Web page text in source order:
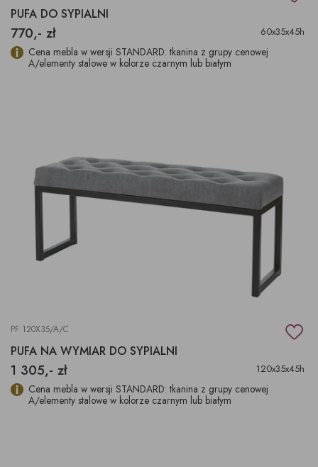
PUFA DO SYPIALNI
770,- zł 60x35x45h
Cena mebla w wersji STANDARD: tkanina z grupy cenowej
A/elementy stalowe w kolorze czarnym lub białym
PF 120X35/A/C
PUFA NA WYMIAR DO SYPIALNI
1 305,- zł 120x35x45h
Cena mebla w wersji STANDARD: tkanina z grupy cenowej
A/elementy stalowe w kolorze czarnym lub białym